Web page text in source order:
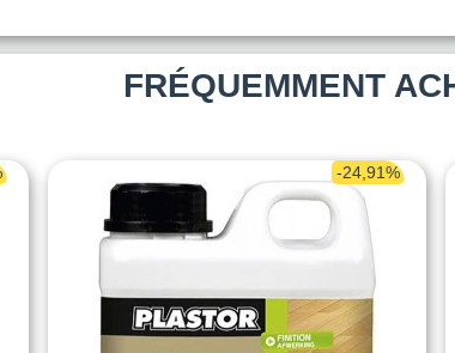
FRÉQUEMMENT
-24,91%